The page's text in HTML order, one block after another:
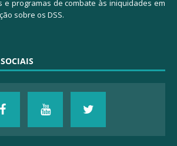
e programas de combate às iniquidades em
sobre os DSS.